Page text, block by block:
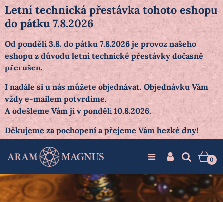
Letní technická přestávka tohoto eshopu
do pátku 7.8.2026
Od pondělí 3.8. do pátku 7.8.2026 je provoz našeho
eshopu z důvodu letní technické přestávky dočasně
přerušen.
I nadále si u nás můžete objednávat. Objednávku Vám
vždy e-mailem potvrdíme.
A odešleme Vám ji v pondělí 10.8.2026.
Děkujeme za pochopení a přejeme Vám hezké dny!
0